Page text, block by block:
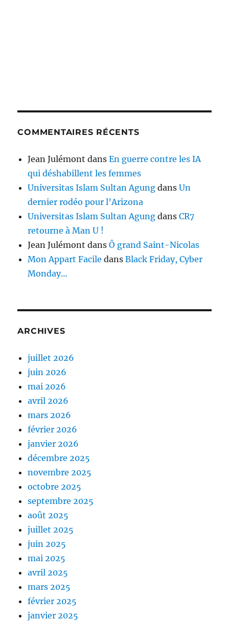
COMMENTAIRES RÉCENTS
Jean Julémont dansEn guerre contre les IA
qui déshabillent les femmes
Universitas Islam Sultan Agung dansUn
dernier rodéo pour l’Arizona
Universitas Islam Sultan Agung dansCR7
retourne à Man U !
Jean Julémont dansÔ grand Saint-Nicolas
Mon Appart Facile dansBlack Friday, Cyber
Monday…
ARCHIVES
juillet 2026
juin 2026
mai 2026
avril 2026
mars 2026
février 2026
janvier 2026
décembre 2025
novembre 2025
octobre 2025
septembre 2025
août 2025
juillet 2025
juin 2025
mai 2025
avril 2025
mars 2025
février 2025
janvier 2025